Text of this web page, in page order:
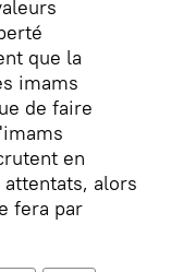
que la
imams
de faire
en
alors
fera par